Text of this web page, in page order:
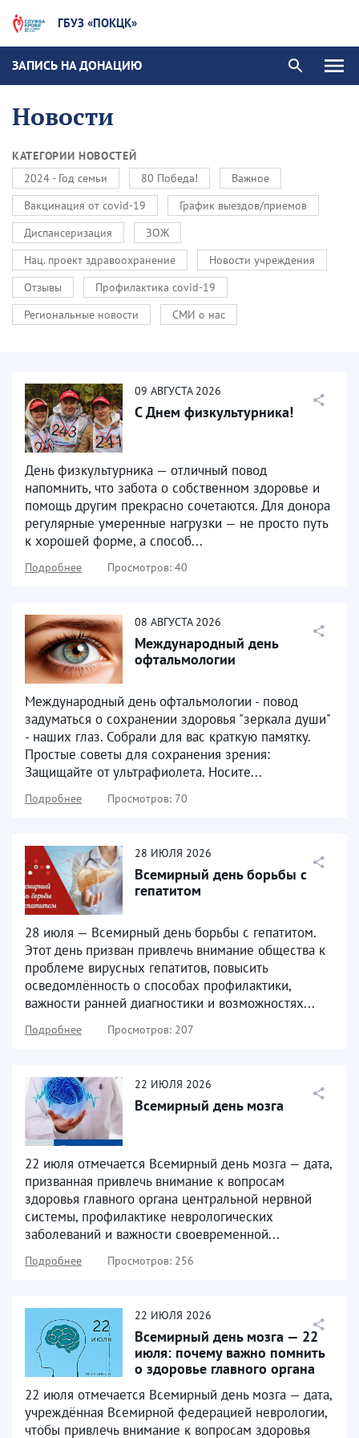
ГБУЗ «ПОКЦК»
ЗАПИСЬ НА ДОНАЦИЮ
Новости
КАТЕГОРИИ НОВОСТЕЙ
2024 - Год семьи
80 Победа!
Важное
Вакцинация от covid-19
График выездов/приемов
Диспансеризация
ЗОЖ
Нац. проект здравоохранение
Новости учреждения
Отзывы
Профилактика covid-19
Региональные новости
СМИ о нас
09 АВГУСТА 2026
С Днем физкультурника!
День физкультурника — отличный повод
напомнить, что забота о собственном здоровье и
помощь другим прекрасно сочетаются. Для донора
регулярные умеренные нагрузки — не просто путь
к хорошей форме, а способ...
Подробнее Просмотров: 40
08 АВГУСТА 2026
Международный день
офтальмологии
Международный день офтальмологии - повод
задуматься о сохранении здоровья "зеркала души"
- наших глаз. Собрали для вас краткую памятку.
Простые советы для сохранения зрения:
Защищайте от ультрафиолета. Носите...
Подробнее Просмотров: 70
28 ИЮЛЯ 2026
Всемирный день борьбы с
гепатитом
28 июля — Всемирный день борьбы с гепатитом.
Этот день призван привлечь внимание общества к
проблеме вирусных гепатитов, повысить
осведомлённость о способах профилактики,
важности ранней диагностики и возможностях...
Подробнее Просмотров: 207
22 ИЮЛЯ 2026
Всемирный день мозга
22 июля отмечается Всемирный день мозга — дата,
призванная привлечь внимание к вопросам
здоровья главного органа центральной нервной
системы, профилактике неврологических
заболеваний и важности своевременной...
Подробнее Просмотров: 256
22 ИЮЛЯ 2026
Всемирный день мозга — 22
июля: почему важно помнить
о здоровье главного органа
22 июля отмечается Всемирный день мозга — дата,
учреждённая Всемирной федерацией неврологии,
чтобы привлечь внимание к вопросам здоровья